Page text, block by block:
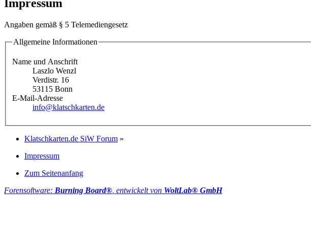
Impressum
Angaben gemäß § 5 Telemediengesetz
Allgemeine Informationen
Name und Anschrift
Laszlo Wenzl
Verdistr. 16
53115 Bonn
E-Mail-Adresse
info@klatschkarten.de
Klatschkarten.de SiW Forum »
Impressum
Zum Seitenanfang
Forensoftware: Burning Board®, entwickelt von WoltLab® GmbH